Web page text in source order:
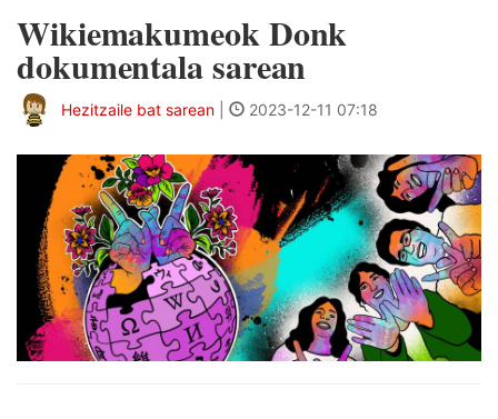
Wikiemakumeok Donk
dokumentala sarean
Hezitzaile bat sarean 2023-12-11 07:18